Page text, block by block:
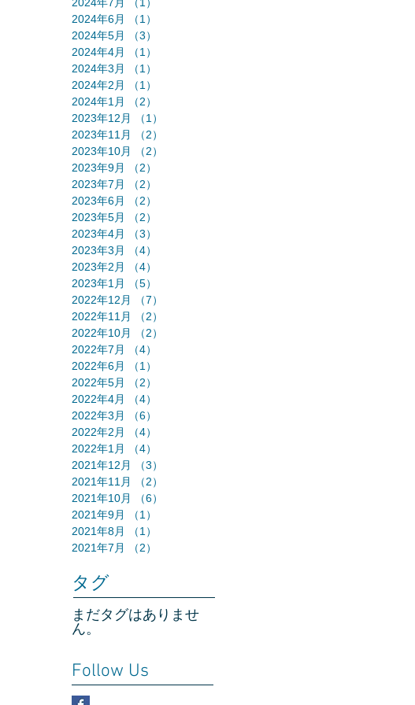
2024年6月
（1）
2024年5月
（3）
2024年4月
（1）
2024年3月
（1）
2024年2月
（1）
2024年1月
（2）
2023年12月
（1）
2023年11月
（2）
2023年10月
（2）
2023年9月
（2）
2023年7月
（2）
2023年6月
（2）
2023年5月
（2）
2023年4月
（3）
2023年3月
（4）
2023年2月
（4）
2023年1月
（5）
2022年12月
（7）
2022年11月
（2）
2022年10月
（2）
2022年7月
（4）
2022年6月
（1）
2022年5月
（2）
2022年4月
（4）
2022年3月
（6）
2022年2月
（4）
2022年1月
（4）
2021年12月
（3）
2021年11月
（2）
2021年10月
（6）
2021年9月
（1）
2021年8月
（1）
2021年7月
（2）
タグ
まだタグはありませ
ん。
Follow Us